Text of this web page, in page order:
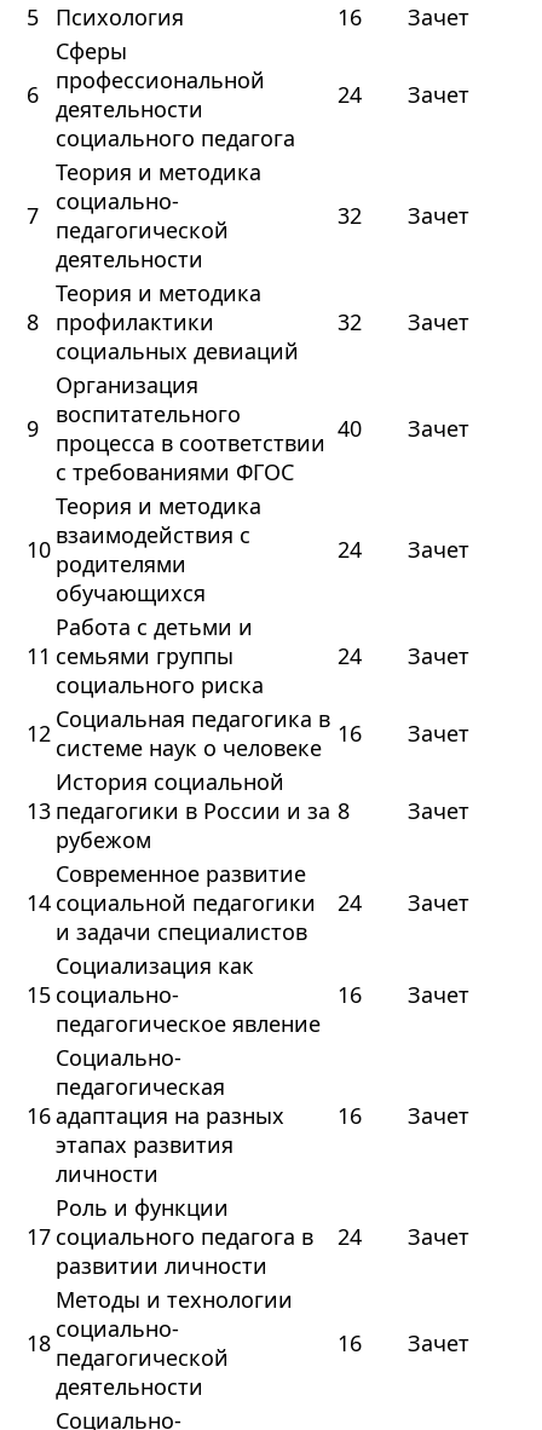
5
Психология 16 Зачет
6
Сферы
профессиональной
деятельности
социального педагога
24 Зачет
7
Теория и методика
социально-
педагогической
деятельности
32 Зачет
8
Теория и методика
профилактики
социальных девиаций
32 Зачет
9
Организация
воспитательного
процесса в соответствии
с требованиями ФГОС
40 Зачет
10
Теория и методика
взаимодействия с
родителями
обучающихся
24 Зачет
11
Работа с детьми и
семьями группы
социального риска
24 Зачет
12 Социальная педагогика в
системе наук о человеке 16 Зачет
13
История социальной
педагогики в России и за
рубежом
8 Зачет
14
Современное развитие
социальной педагогики
и задачи специалистов
24 Зачет
15
Социализация как
социально-
педагогическое явление
16 Зачет
16
Социально-
педагогическая
адаптация на разных
этапах развития
личности
16 Зачет
17
Роль и функции
социального педагога в
развитии личности
24 Зачет
18
Методы и технологии
социально-
педагогической
деятельности
16 Зачет
Социально-